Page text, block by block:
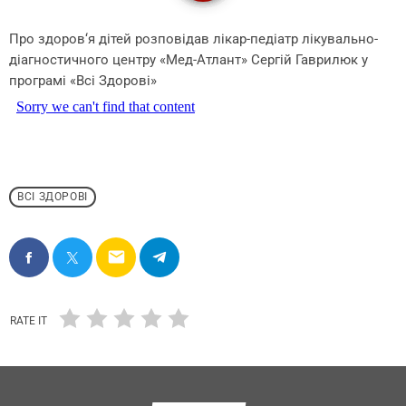
Про здоров‘я дітей розповідав лікар-педіатр лікувально-
діагностичного центру «Мед-Атлант» Сергій Гаврилюк у
програмі «Всі Здорові»
ВСІ ЗДОРОВІ
email
RATE IT